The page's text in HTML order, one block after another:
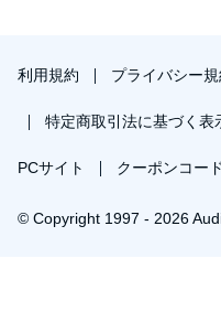
利用規約 プライバシー規
特定商取引法に基づく表
PCサイト クーポンコー
© Copyright 1997 - 2026